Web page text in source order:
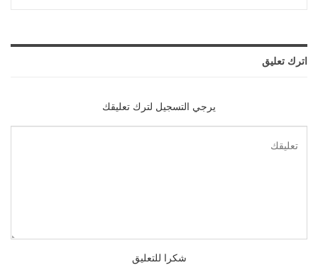
اترك تعليق
يرجي التسجيل لترك تعليقك
شكرا للتعليق